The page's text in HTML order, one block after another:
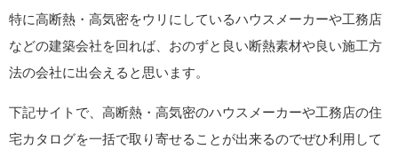
特に高断熱・高気密をウリにしているハウスメーカーや工務店
などの建築会社を回れば、おのずと良い断熱素材や良い施工方
法の会社に出会えると思います。
下記サイトで、高断熱・高気密のハウスメーカーや工務店の住
宅カタログを一括で取り寄せることが出来るのでぜひ利用して